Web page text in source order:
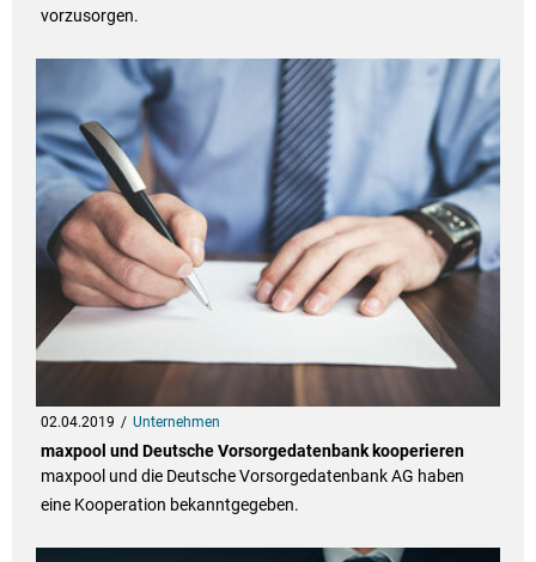
vorzusorgen.
02.04.2019 Unternehmen
maxpool und Deutsche Vorsorgedatenbank kooperieren
maxpool und die Deutsche Vorsorgedatenbank AG haben
eine Kooperation bekanntgegeben.